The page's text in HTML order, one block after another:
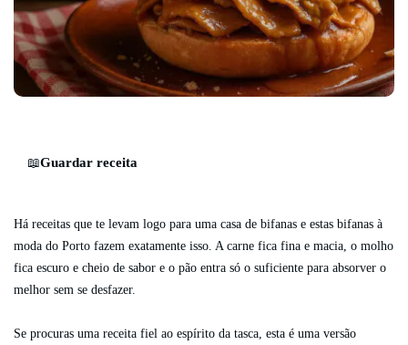
📖Guardar receita
Há receitas que te levam logo para uma casa de bifanas e estas bifanas à
moda do Porto fazem exatamente isso. A carne fica fina e macia, o molho
fica escuro e cheio de sabor e o pão entra só o suficiente para absorver o
melhor sem se desfazer.
Se procuras uma receita fiel ao espírito da tasca, esta é uma versão